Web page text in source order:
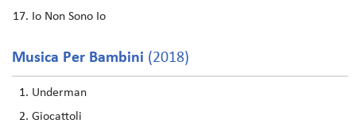
Io Non Sono Io
Musica Per Bambini (2018)
Underman
Giocattoli